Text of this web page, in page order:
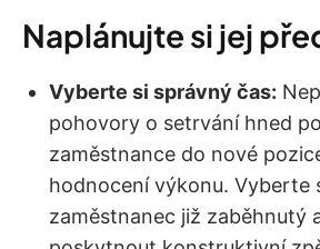
Naplánujte si jej
Vyberte si správný čas:
pohovory o setrvání hned
zaměstnance do nové
hodnocení výkonu. Vyberte
zaměstnanec již zaběhnutý